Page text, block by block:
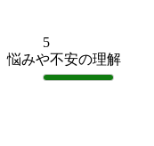
5
悩みや不安の理解